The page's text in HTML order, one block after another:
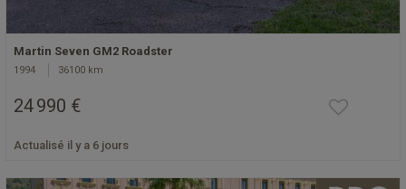
Martin Seven GM2 Roadster
1994 36100 km
24 990 €
Actualisé il y a 6 jours